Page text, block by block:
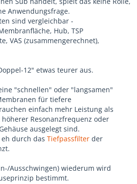
Anwendungsfrage.
sind vergleichbar -
Hub, TSP
VAS (zusammengerechnet),
12" etwas teurer aus.
"schnellen" oder "langsamen"
für tiefere
einfach mehr Leistung als
Resonanzfrequenz oder
ausgelegt sind.
durch das Tiefpassfilter der
Ausschwingen) wiederum wird
bestimmt.